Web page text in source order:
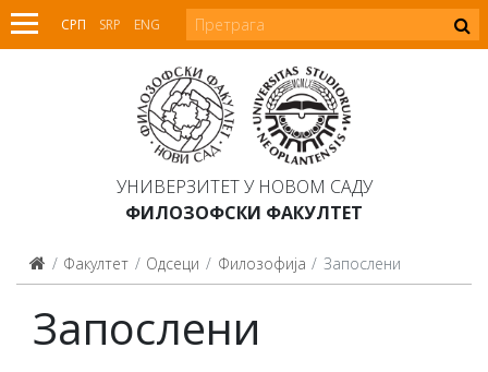
СРП SRP ENG
УНИВЕРЗИТЕТ У НОВОМ САДУ
ФИЛОЗОФСКИ ФАКУЛТЕТ
Факултет Одсеци Филозофија Запослени
Запослени